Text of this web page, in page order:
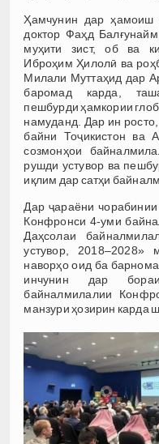
Ҳамчунин дар ҳамоиш
доктор Фаҳд
муҳити зист, об ва
Иброҳим Ҳилолӣ ва
Милали Муттаҳид дар
баромад карда,
пешбурди ҳамкории
намуданд. Дар ин
байни Тоҷикистон ва
созмонҳои
рушди устувор ва
иқлим дар сатҳи
Дар ҷараёни
Конфронси 4-уми
Даҳсолаи
устувор, 2018–2028»
наворҳо оид ба
инчунин дар
байналмилалии
манзури ҳозирин карда